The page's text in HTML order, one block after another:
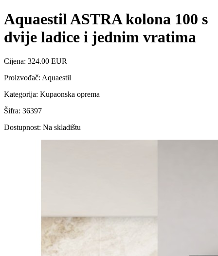
Aquaestil ASTRA kolona 100 s
dvije ladice i jednim vratima
Cijena: 324.00 EUR
Proizvođač: Aquaestil
Kategorija: Kupaonska oprema
Šifra: 36397
Dostupnost: Na skladištu